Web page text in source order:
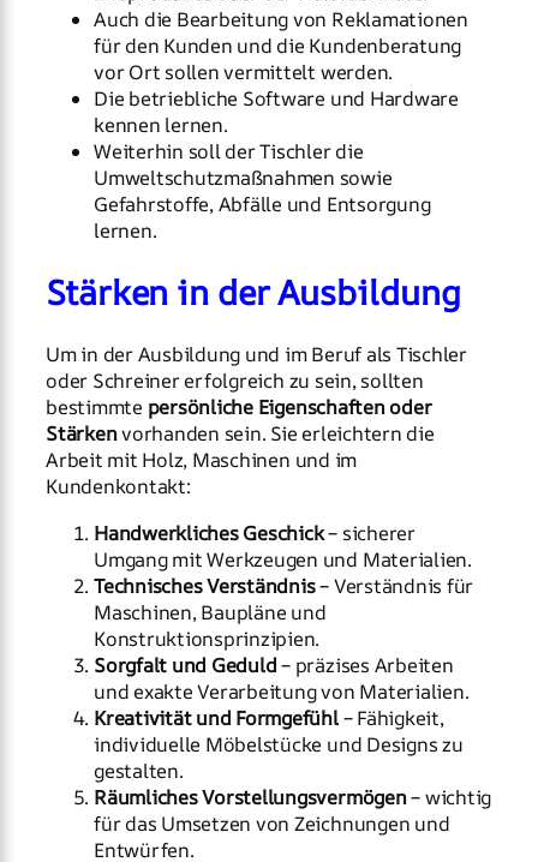
Auch die Bearbeitung von Reklamationen
für den Kunden und die Kundenberatung
vor Ort sollen vermittelt werden.
Die betriebliche Software und Hardware
kennen lernen.
Weiterhin soll der Tischler die
Umweltschutzmaßnahmen sowie
Gefahrstoffe, Abfälle und Entsorgung
lernen.
Stärken in der Ausbildung
Um in der Ausbildung und im Beruf als Tischler
oder Schreiner erfolgreich zu sein, sollten
bestimmte persönliche Eigenschaften oder
Stärkenvorhanden sein. Sie erleichtern die
Arbeit mit Holz, Maschinen und im
Kundenkontakt:
Handwerkliches Geschick– sicherer
Umgang mit Werkzeugen und Materialien.
Technisches Verständnis– Verständnis für
Maschinen, Baupläne und
Konstruktionsprinzipien.
Sorgfalt und Geduld– präzises Arbeiten
und exakte Verarbeitung von Materialien.
Kreativität und Formgefühl– Fähigkeit,
individuelle Möbelstücke und Designs zu
gestalten.
Räumliches Vorstellungsvermögen– wichtig
für das Umsetzen von Zeichnungen und
Entwürfen.